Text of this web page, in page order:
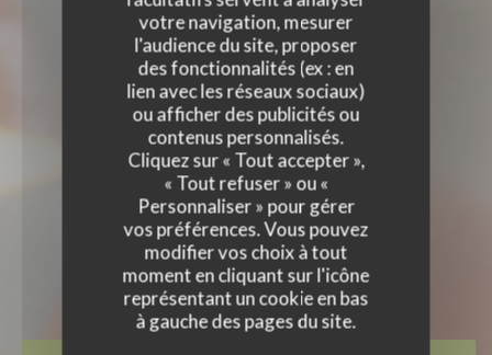
votre navigation, mesurer
l'audience du site, proposer
des fonctionnalités (ex : en
lien avec les réseaux sociaux)
ou afficher des publicités ou
contenus personnalisés.
Cliquez sur « Tout accepter »,
« Tout refuser » ou «
Personnaliser » pour gérer
vos préférences. Vous pouvez
modifier vos choix à tout
moment en cliquant sur l'icône
représentant un cookie en bas
à gauche des pages du site.
TITI PALACIO
BAR RESTAURANT|PARIS